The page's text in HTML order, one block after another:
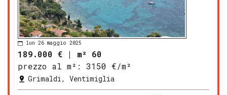
lun 26 maggio 2025
189.000 € | m² 60
prezzo al m²:
3150 €/m²
Grimaldi, Ventimiglia